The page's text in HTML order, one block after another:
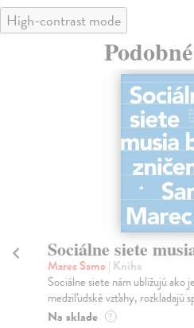
High-contrast mode
Sociálne siete
Marec Samo| Kniha
Sociálne siete nám ubližujú ako
medziľudské vzťahy, rozkladajú
Na sklade ?